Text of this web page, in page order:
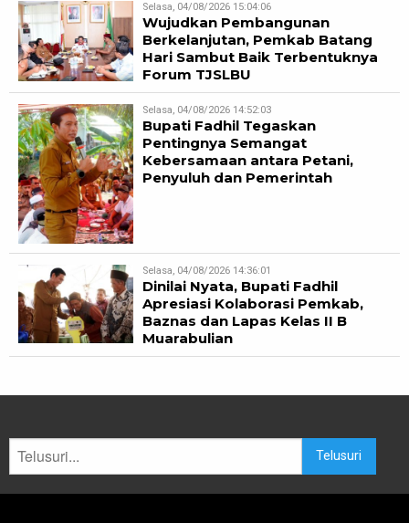
Selasa, 04/08/2026 15:04:06
Wujudkan Pembangunan
Berkelanjutan, Pemkab Batang
Hari Sambut Baik Terbentuknya
Forum TJSLBU
Selasa, 04/08/2026 14:52:03
Bupati Fadhil Tegaskan
Pentingnya Semangat
Kebersamaan antara Petani,
Penyuluh dan Pemerintah
Selasa, 04/08/2026 14:36:01
Dinilai Nyata, Bupati Fadhil
Apresiasi Kolaborasi Pemkab,
Baznas dan Lapas Kelas II B
Muarabulian
Telusuri